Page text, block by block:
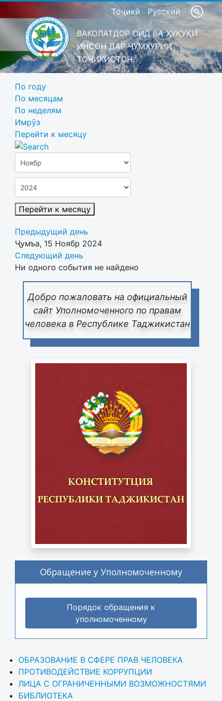
Тоҷикӣ Русский
ВАКОЛАТДОР ОИД БА ҲУҚУҚИ
ИНСОН ДАР ҶУМҲУРИИ
ТОҶИКИСТОН
Добро пожаловать на официальный
сайт Уполномоченного по правам
человека в Республике Таджикистан
Обращение у Уполномоченному
Порядок обращения к
уполномоченному
ОБРАЗОВАНИЕ В СФЕРЕ ПРАВ ЧЕЛОВЕКА
ПРОТИВОДЕЙСТВИЕ КОРРУПЦИИ
ЛИЦА С ОГРАНИЧЕННЫМИ ВОЗМОЖНОСТЯМИ
БИБЛИОТЕКА
По году
По месяцам
По неделям
Имрӯз
Перейти к месяцу
Перейти к месяцу
Предыдущий день
Ҷумъа, 15 Ноябр 2024
Следующий день
Ни одного события не найдено